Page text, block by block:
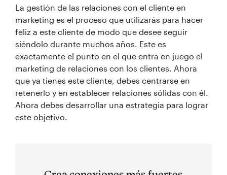
La gestión de las relaciones con el cliente en
marketing es el proceso que utilizarás para hacer
feliz a este cliente de modo que desee seguir
siéndolo durante muchos años. Este es
exactamente el punto en el que entra en juego el
marketing de relaciones con los clientes. Ahora
que ya tienes este cliente, debes centrarse en
retenerlo y en establecer relaciones sólidas con él.
Ahora debes desarrollar una estrategia para lograr
este objetivo.